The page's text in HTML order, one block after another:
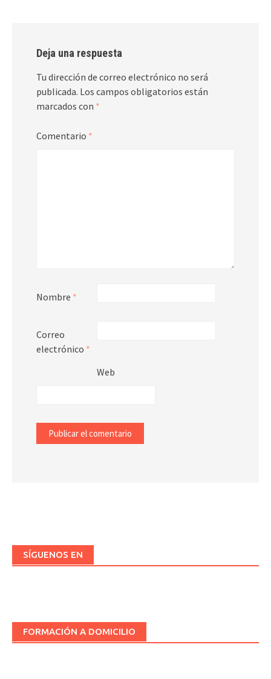
Deja una respuesta
Tu dirección de correo electrónico no será
publicada. Los campos obligatorios están
marcados con *
Comentario *
Nombre *
Correo
electrónico *
Web
SÍGUENOS EN
FORMACIÓN A DOMICILIO